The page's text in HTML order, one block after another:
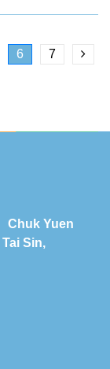
6 7
Yuen
Sin,